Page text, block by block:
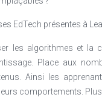
EdTech présentes à
les algorithmes et la
Place aux
Ainsi les
comportements.